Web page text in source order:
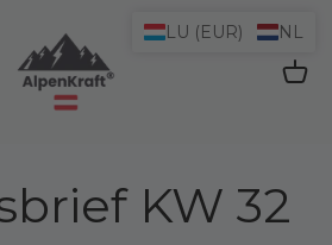
AlpenKraft® Shop
KW 32
LU (EUR) NL